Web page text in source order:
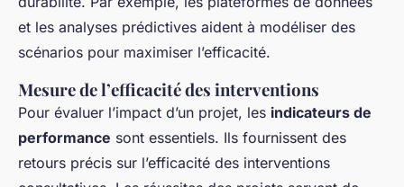
et les analyses prédictives aident à modéliser des
scénarios pour maximiser l’efficacité.
Mesure de l’efficacité des interventions
Pour évaluer l’impact d’un projet, les indicateurs de
performance sont essentiels. Ils fournissent des
retours précis sur l’efficacité des interventions